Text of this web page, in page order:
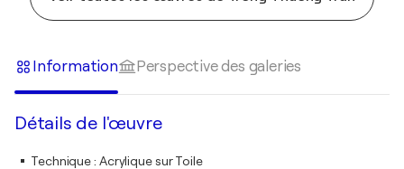
Information Perspective des galeries
Détails de l'œuvre
Technique: Acrylique sur Toile